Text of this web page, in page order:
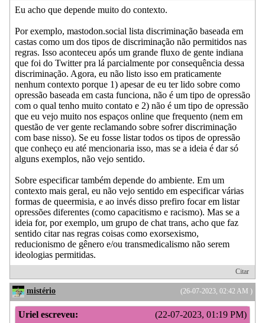
Eu acho que depende muito do contexto.
Por exemplo, mastodon.social lista discriminação baseada em
castas como um dos tipos de discriminação não permitidos nas
regras. Isso aconteceu após um grande fluxo de gente indiana
que foi do Twitter pra lá parcialmente por consequência dessa
discriminação. Agora, eu não listo isso em praticamente
nenhum contexto porque 1) apesar de eu ter lido sobre como
opressão baseada em casta funciona, não é um tipo de opressão
com o qual tenho muito contato e 2) não é um tipo de opressão
que eu vejo muito nos espaços online que frequento (nem em
questão de ver gente reclamando sobre sofrer discriminação
com base nisso). Se eu fosse listar todos os tipos de opressão
que conheço eu até mencionaria isso, mas se a ideia é dar só
alguns exemplos, não vejo sentido.
Sobre especificar também depende do ambiente. Em um
contexto mais geral, eu não vejo sentido em especificar várias
formas de queermisia, e ao invés disso prefiro focar em listar
opressões diferentes (como capacitismo e racismo). Mas se a
ideia for, por exemplo, um grupo de chat trans, acho que faz
sentido citar nas regras coisas como exorsexismo,
reducionismo de gênero e/ou transmedicalismo não serem
ideologias permitidas.
Citar
(26-07-2023, 02:42 AM )
mistério
(22-07-2023, 01:19 PM)
Uriel escreveu: